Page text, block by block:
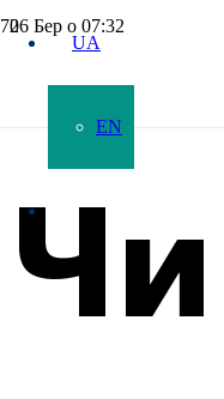
UA
EN
26 Бер о 07:32
Чи